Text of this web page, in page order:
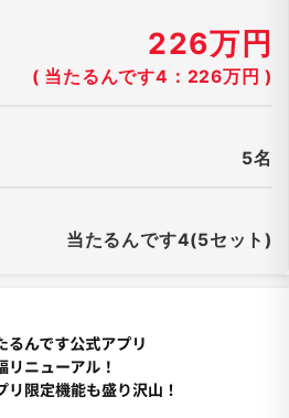
226万円
( 当たるんです4：226万円 )
5名
当たるんです4(5セット)